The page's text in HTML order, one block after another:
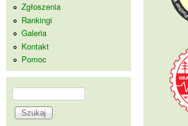
Zgłoszenia
Rankingi
Galeria
Kontakt
Pomoc
Formularz wyszukiwania
Szukaj